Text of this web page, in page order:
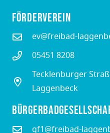
Förderverein
ev@freibad-
05451 8208
Tecklenburger
Laggenbeck
gf1@freibad-